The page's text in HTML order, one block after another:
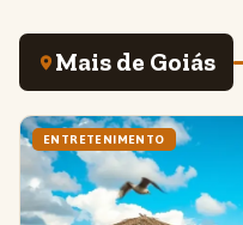
Mais de Goiás
ENTRETENIMENTO